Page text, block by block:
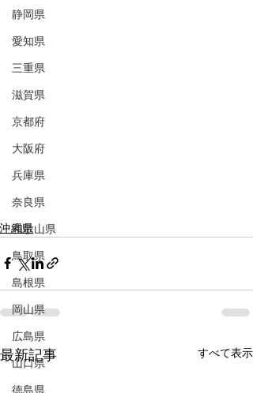
静岡県
愛知県
三重県
滋賀県
京都府
大阪府
兵庫県
奈良県
和歌山県
鳥取県
島根県
岡山県
広島県
山口県
徳島県
沖縄県
最新記事 すべて表示